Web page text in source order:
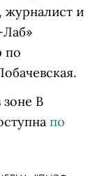
журналист и
по
зоне B
по